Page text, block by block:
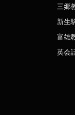
三郷
新生
富雄
英会